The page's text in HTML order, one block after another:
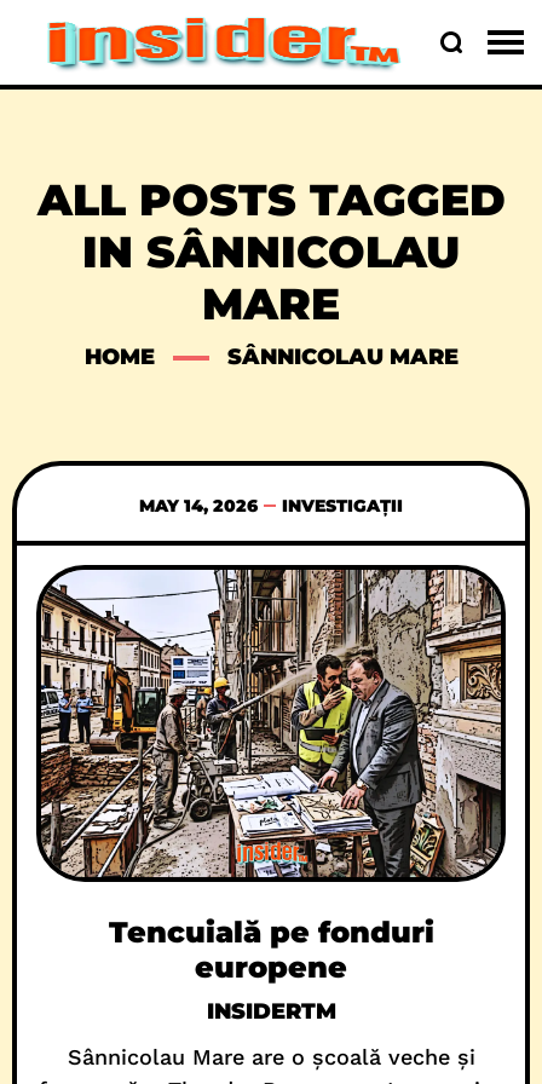
ALL POSTS TAGGED
IN SÂNNICOLAU
MARE
HOME SÂNNICOLAU MARE
MAY 14, 2026 INVESTIGAȚII
Tencuială pe fonduri
europene
INSIDERTM
Sânnicolau Mare are o școală veche și